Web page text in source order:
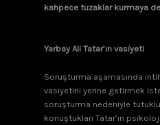
kahpece tuzaklar kurmaya
Yarbay Ali Tatar’ın vasiyeti
Soruşturma aşamasında
vasiyetini yerine getirmek
soruşturma nedeniyle
konuştukları Tatar’ın